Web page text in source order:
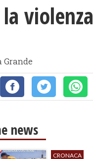
violenza
Grande
news
CRONACA